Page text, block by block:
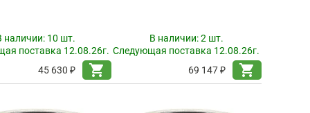
наличии: 10 шт.
поставка 12.08.26г.
45 630 ₽
shopping_cart
В наличии:2 шт.
Следующая поставка 12.08.26г.
69 147 ₽
shopping_cart